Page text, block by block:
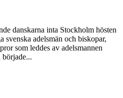
danskarna inta Stockholm hösten
adelsmän och biskopar,
som leddes av adelsmannen
började...